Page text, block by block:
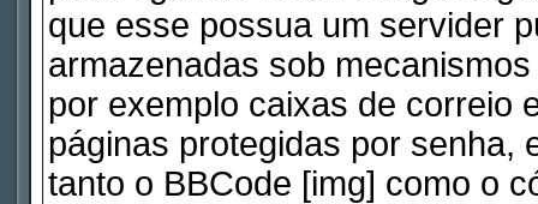
que esse possua um servider
armazenadas sob
por exemplo caixas de correio
páginas protegidas por senha,
tanto o BBCode [img] como o